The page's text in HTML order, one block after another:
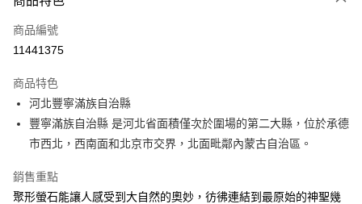
信用卡一次付款
超商取貨付款
Apple Pay
街口支付
ATM付款
商品編號
11441375
商品特色
河北豐寧滿族自治縣
豐寧滿族自治縣 是河北省面積僅次於圍場的第二大縣，位於承德
市西北，西南面和北京市交界，北面毗鄰內蒙古自治區。
銷售重點
聚形螢石能讓人感受到大自然的奧妙，彷彿連結到最原始的神聖幾